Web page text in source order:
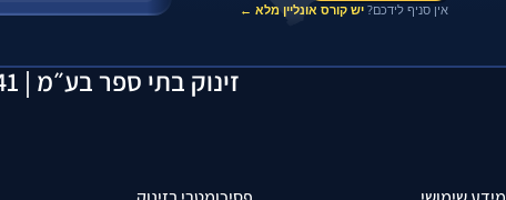
אין סניף לידכם? יש קורס אונליין מלא ←
זינוק בתי ספר בע״מ | 514163641 | יוסף קארו 6, תל אביב | 055-2923429